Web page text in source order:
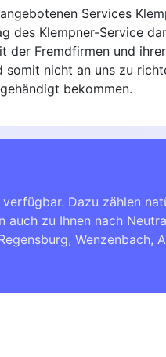
Services
des Klempner-Service
der Fremdfirmen und
nicht an uns zu
bekommen.
Dazu zählen
auch zu Ihnen nach
, Wenzenbach,